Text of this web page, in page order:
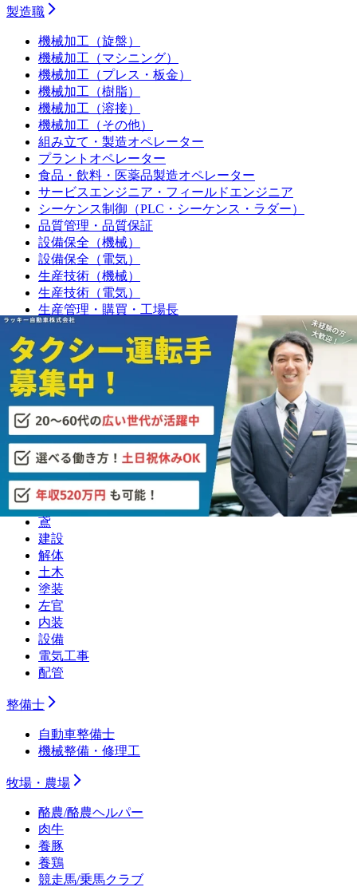
製造職
機械加工（旋盤）
機械加工（マシニング）
機械加工（プレス・板金）
機械加工（樹脂）
機械加工（溶接）
機械加工（その他）
組み立て・製造オペレーター
プラントオペレーター
食品・飲料・医薬品製造オペレーター
サービスエンジニア・フィールドエンジニア
シーケンス制御（PLC・シーケンス・ラダー）
品質管理・品質保証
設備保全（機械）
設備保全（電気）
生産技術（機械）
生産技術（電気）
生産管理・購買・工場長
回路設計
機械設計
光学設計
金型設計
CAE解析
ソフトウェア開発・組み込み
研究・開発・企画
テクニカルライター
職人
大工
鳶
建設
解体
土木
塗装
左官
内装
設備
電気工事
配管
整備士
自動車整備士
機械整備・修理工
牧場・農場
酪農/酪農ヘルパー
肉牛
養豚
養鶏
競走馬/乗馬クラブ